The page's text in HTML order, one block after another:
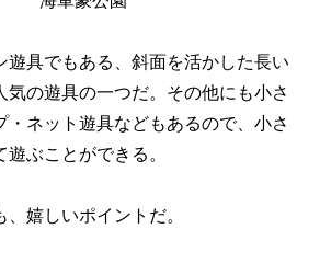
遊具でもある、斜面を活かした長い
気の遊具の一つだ。その他にも小さ
・ネット遊具などもあるので、小さ
ぶことができる。
嬉しいポイントだ。